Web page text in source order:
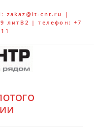
zakaz@it-cnt.ru |
литВ2 | телефон: +7